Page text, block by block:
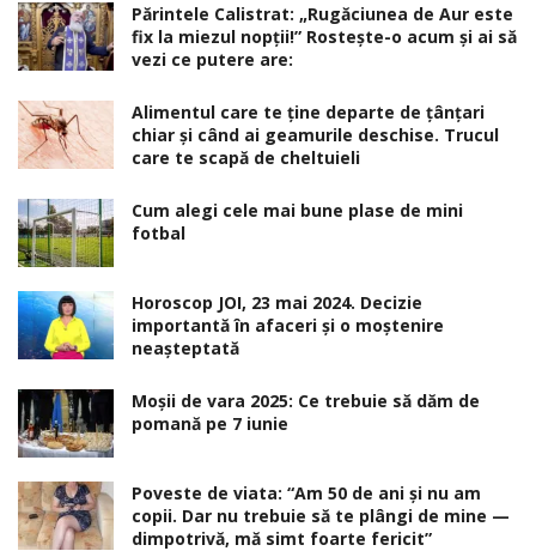
Părintele Calistrat: „Rugăciunea de Aur este
fix la miezul nopţii!” Rosteşte-o acum şi ai să
vezi ce putere are:
Alimentul care te ține departe de țânțari
chiar și când ai geamurile deschise. Trucul
care te scapă de cheltuieli
Cum alegi cele mai bune plase de mini
fotbal
Horoscop JOI, 23 mai 2024. Decizie
importantă în afaceri şi o moştenire
neaşteptată
Moșii de vara 2025: Ce trebuie să dăm de
pomană pe 7 iunie
Poveste de viata: “Am 50 de ani și nu am
copii. Dar nu trebuie să te plângi de mine —
dimpotrivă, mă simt foarte fericit”